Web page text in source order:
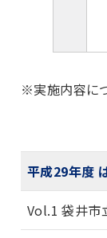
※実施内容に
平成29年度
Vol.1 袋井市